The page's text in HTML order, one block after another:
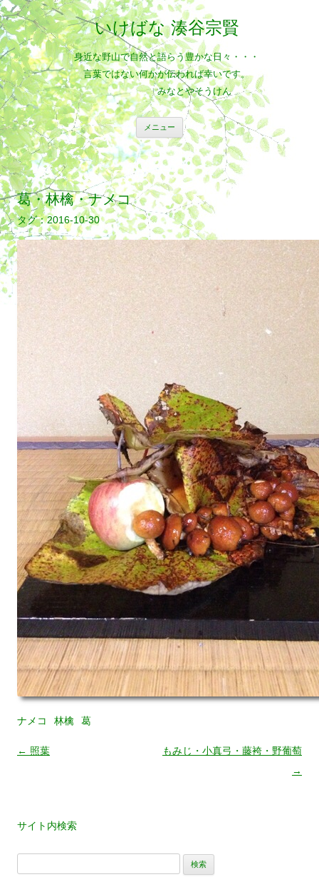
いけばな 湊谷宗賢
身近な野山で自然と語らう豊かな日々・・・
言葉ではない何かが伝われば幸いです。
みなとやそうけん
メニュー
コ
ン
テ
ン
ツ
へ
ス
キ
ッ
プ
葛・林檎・ナメコ
2016-10-30
ナメコ 林檎 葛
投
ビ
ゲ
← 照葉
もみじ・小真弓・藤袴・野葡萄
→
サイト内検索